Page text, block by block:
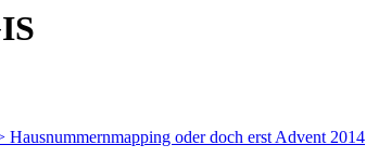
oder doch erst Advent 2014